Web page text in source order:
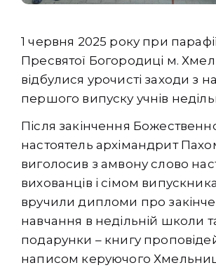
1 червня 2025 року при
Пресвятої Богородиці м.
відбулися урочисті заходи з
першого випуску учнів
Після закінчення Божественної
настоятель архімандрит
виголосив з амвону слово
вихованців і сімом
вручили дипломи про
навчання в недільній школи
подарунки – книгу
написом керуючого